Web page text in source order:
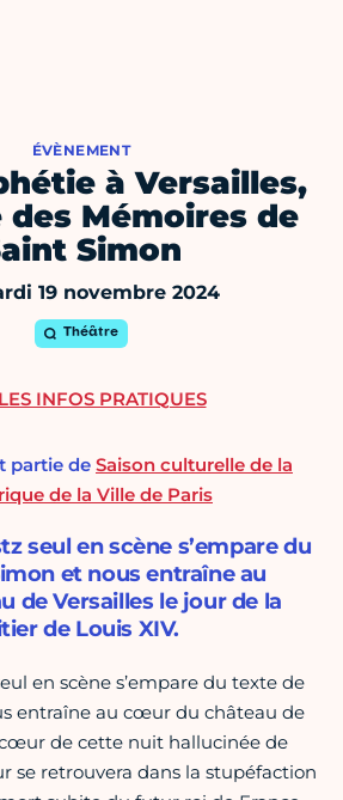
ÉVÈNEMENT
à Versailles,
des Mémoires de
Simon
19 novembre 2024
Théâtre
partie de Saison culturelle de la
de la Ville de Paris
seul en scène s’empare du
et nous entraîne au
de Versailles le jour de la
de Louis XIV.
en scène s’empare du texte de
entraîne au cœur du château de
de cette nuit hallucinée de
se retrouvera dans la stupéfaction
INFOS PRATIQUES